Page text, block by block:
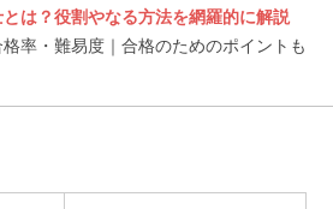
は？役割やなる方法を網羅的に解説
率・難易度｜合格のためのポイントも